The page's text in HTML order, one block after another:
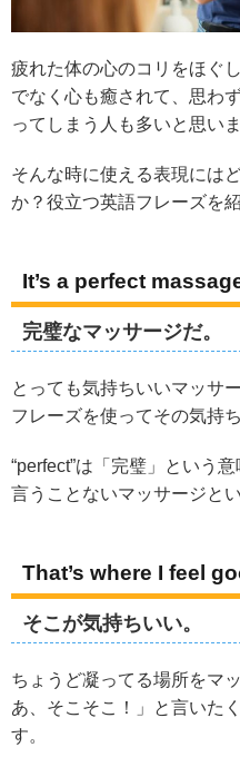
疲れた体の心のコリをほぐ
でなく心も癒されて、思わ
ってしまう人も多いと思いま
そんな時に使える表現には
か？役立つ英語フレーズを
It’s a perfect
完璧なマッサージだ。
とっても気持ちいいマッサ
フレーズを使ってその気持
“perfect”は「完璧」という
言うことないマッサージと
That’s where I feel
そこが気持ちいい。
ちょうど凝ってる場所をマ
あ、そこそこ！」と言いた
す。